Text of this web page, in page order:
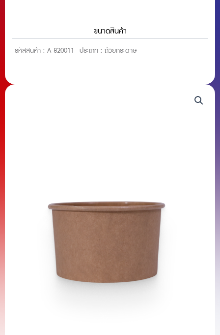
ขนาดสินค้า
รหัสสินค้า : A-820011 ประเภท : ถ้วยกระดาษ